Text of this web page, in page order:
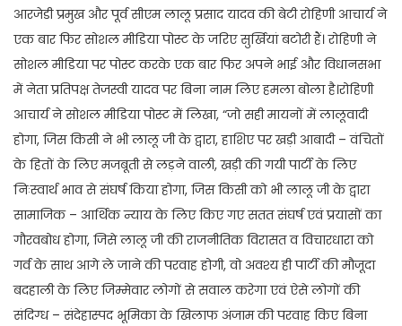
आरजेडी प्रमुख और पूर्व सीएम लालू प्रसाद यादव की बेटी रोहिणी आचार्य ने
एक बार फिर सोशल मीडिया पोस्ट के जरिए सुर्खियां बटोरी हैं। रोहिणी ने
सोशल मीडिया पर पोस्ट करके एक बार फिर अपने भाई और विधानसभा
में नेता प्रतिपक्ष तेजस्वी यादव पर बिना नाम लिए हमला बोला है।रोहिणी
आचार्य ने सोशल मीडिया पोस्ट में लिखा, “जो सही मायनों में लालूवादी
होगा, जिस किसी ने भी लालू जी के द्वारा, हाशिए पर खड़ी आबादी – वंचितों
के हितों के लिए मजबूती से लड़ने वाली, खड़ी की गयी पार्टी के लिए
निःस्वार्थ भाव से संघर्ष किया होगा, जिस किसी को भी लालू जी के द्वारा
सामाजिक – आर्थिक न्याय के लिए किए गए सतत संघर्ष एवं प्रयासों का
गौरवबोध होगा, जिसे लालू जी की राजनीतिक विरासत व विचारधारा को
गर्व के साथ आगे ले जाने की परवाह होगी, वो अवश्य ही पार्टी की मौजूदा
बदहाली के लिए जिम्मेवार लोगों से सवाल करेगा एवं ऐसे लोगों की
संदिग्ध – संदेहास्पद भूमिका के खिलाफ अंजाम की परवाह किए बिना